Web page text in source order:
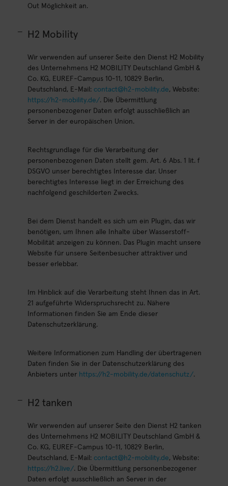
Out Möglichkeit an.
H2 Mobility
Wir verwenden auf unserer Seite den Dienst H2 Mobility
des Unternehmens H2 MOBILITY Deutschland GmbH &
Co. KG, EUREF-Campus 10-11, 10829 Berlin,
Deutschland, E-Mail: contact@h2-mobility.de, Website:
https://h2-mobility.de/. Die Übermittlung
personenbezogener Daten erfolgt ausschließlich an
Server in der europäischen Union.
Rechtsgrundlage für die Verarbeitung der
personenbezogenen Daten stellt gem. Art. 6 Abs. 1 lit. f
DSGVO unser berechtigtes Interesse dar. Unser
berechtigtes Interesse liegt in der Erreichung des
nachfolgend geschilderten Zwecks.
Bei dem Dienst handelt es sich um ein Plugin, das wir
benötigen, um Ihnen alle Inhalte über Wasserstoff-
Mobilität anzeigen zu können. Das Plugin macht unsere
Website für unsere Seitenbesucher attraktiver und
besser erlebbar.
Im Hinblick auf die Verarbeitung steht Ihnen das in Art.
21 aufgeführte Widerspruchsrecht zu. Nähere
Informationen finden Sie am Ende dieser
Datenschutzerklärung.
Weitere Informationen zum Handling der übertragenen
Daten finden Sie in der Datenschutzerklärung des
Anbieters unter https://h2-mobility.de/datenschutz/.
H2 tanken
Wir verwenden auf unserer Seite den Dienst H2 tanken
des Unternehmens H2 MOBILITY Deutschland GmbH &
Co. KG, EUREF-Campus 10-11, 10829 Berlin,
Deutschland, E-Mail: contact@h2-mobility.de, Website:
https://h2.live/. Die Übermittlung personenbezogener
Daten erfolgt ausschließlich an Server in der